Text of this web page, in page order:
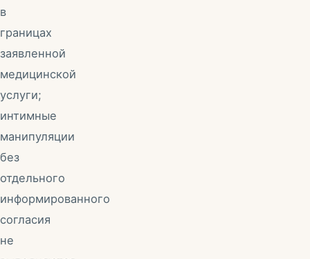
в
границах
заявленной
медицинской
услуги;
интимные
манипуляции
без
отдельного
информированного
согласия
не